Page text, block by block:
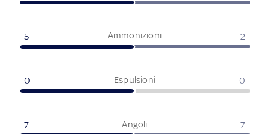
Ammonizioni
5 2
Espulsioni
0 0
Angoli
7 7